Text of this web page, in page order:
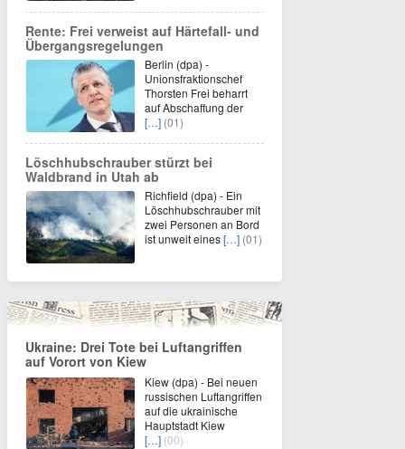
Rente: Frei verweist auf Härtefall- und
Übergangsregelungen
Berlin (dpa) -
Unionsfraktionschef
Thorsten Frei beharrt
auf Abschaffung der
[…] (01)
Löschhubschrauber stürzt bei
Waldbrand in Utah ab
Richfield (dpa) - Ein
Löschhubschrauber mit
zwei Personen an Bord
ist unweit eines[…] (01)
Ukraine: Drei Tote bei Luftangriffen
auf Vorort von Kiew
Kiew (dpa) - Bei neuen
russischen Luftangriffen
auf die ukrainische
Hauptstadt Kiew
[…] (00)